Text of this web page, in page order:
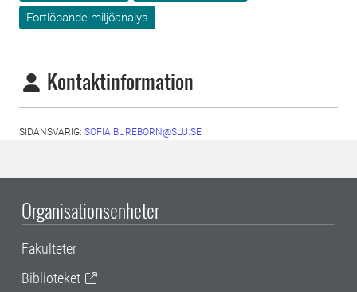
Fortlöpande miljöanalys
Kontaktinformation
SIDANSVARIG: SOFIA.BUREBORN@SLU.SE
Organisationsenheter
Fakulteter
Biblioteket